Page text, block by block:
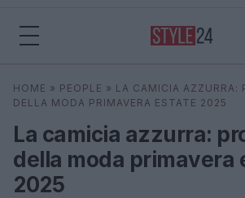
Cerca
HOME » PEOPLE » LA CAMICIA AZZURRA:
DELLA MODA PRIMAVERA ESTATE 2025
La camicia azzurra:
della moda primavera
2025